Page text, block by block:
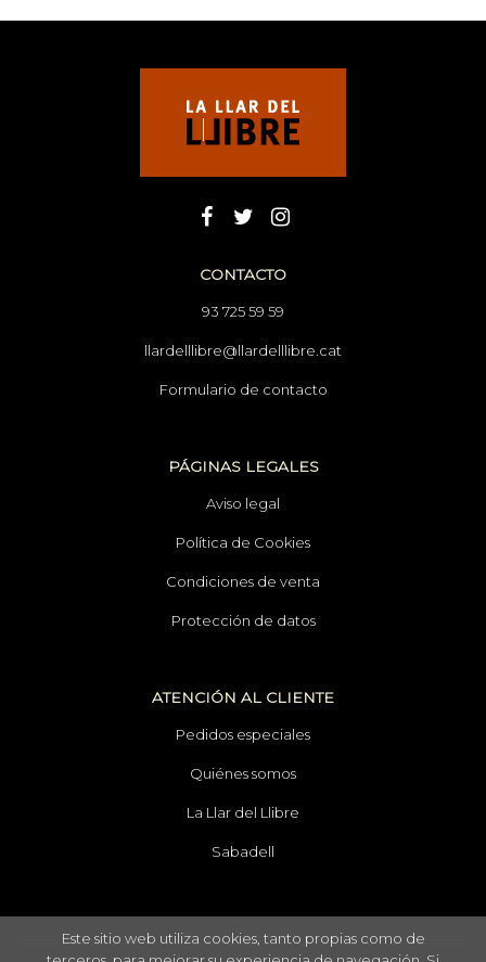
CONTACTO
93 725 59 59
llardelllibre@llardelllibre.cat
Formulario de contacto
PÁGINAS LEGALES
Aviso legal
Política de Cookies
Condiciones de venta
Protección de datos
ATENCIÓN AL CLIENTE
Pedidos especiales
Quiénes somos
La Llar del Llibre
Sabadell
Este sitio web utiliza cookies, tanto propias como de